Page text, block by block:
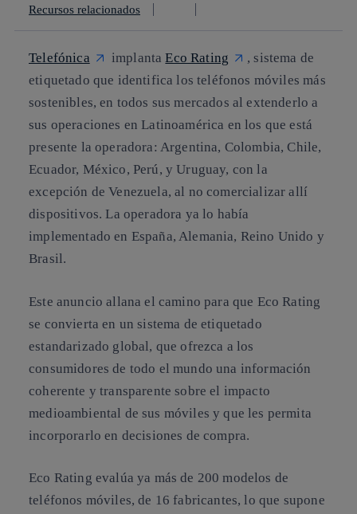
Recursos relacionados
Telefónica implantaEco Rating
, sistema de
etiquetado que identifica los teléfonos móviles más
sostenibles, en todos sus mercados al extenderlo a
sus operaciones en Latinoamérica en los que está
presente la operadora: Argentina, Colombia, Chile,
Ecuador, México, Perú, y Uruguay, con la
excepción de Venezuela, al no comercializar allí
dispositivos. La operadora ya lo había
implementado en España, Alemania, Reino Unido y
Brasil.
Este anuncio allana el camino para que Eco Rating
se convierta en un sistema de etiquetado
estandarizado global, que ofrezca a los
consumidores de todo el mundo una información
coherente y transparente sobre el impacto
medioambiental de sus móviles y que les permita
incorporarlo en decisiones de compra.
Eco Rating evalúa ya más de 200 modelos de
teléfonos móviles, de 16 fabricantes, lo que supone